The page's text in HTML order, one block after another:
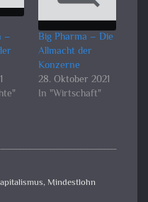
–
Big Pharma – Die
Allmacht der
Konzerne
28. Oktober 2021
In "Wirtschaft"
, Mindestlohn